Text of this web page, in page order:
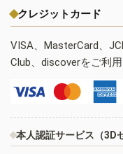
クレジットカード
VISA、MasterCard、
Club、discoverをご利用
本人認証サービス（3D